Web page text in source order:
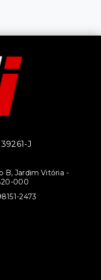
J
B, Jardim Vitória -
000
2473